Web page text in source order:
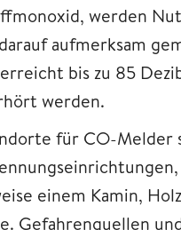
werden
aufmerksam
bis zu 85
werden.
für CO-Melder
einem Kamin,
Gefahrenquellen